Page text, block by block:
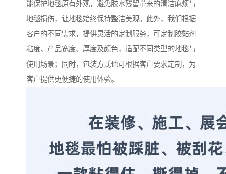
能保护地毯原有外观，避免胶水残留带来的清洁麻烦与
地毯损伤，让地毯始终保持整洁美观。此外，我们根据
客户的不同需求，提供灵活的定制服务，可定制胶黏剂
粘度、产品宽度、厚度及颜色，适配不同类型的地毯与
使用场景；同时，包装方式也可根据客户要求定制，为
客户提供更便捷的使用体验。